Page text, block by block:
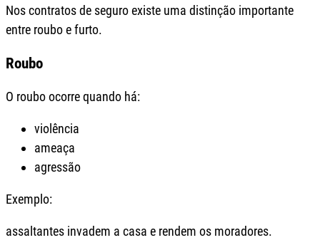
Nos contratos de seguro existe uma distinção importante
entre roubo e furto.
Roubo
O roubo ocorre quando há:
violência
ameaça
agressão
Exemplo:
assaltantes invadem a casa e rendem os moradores.